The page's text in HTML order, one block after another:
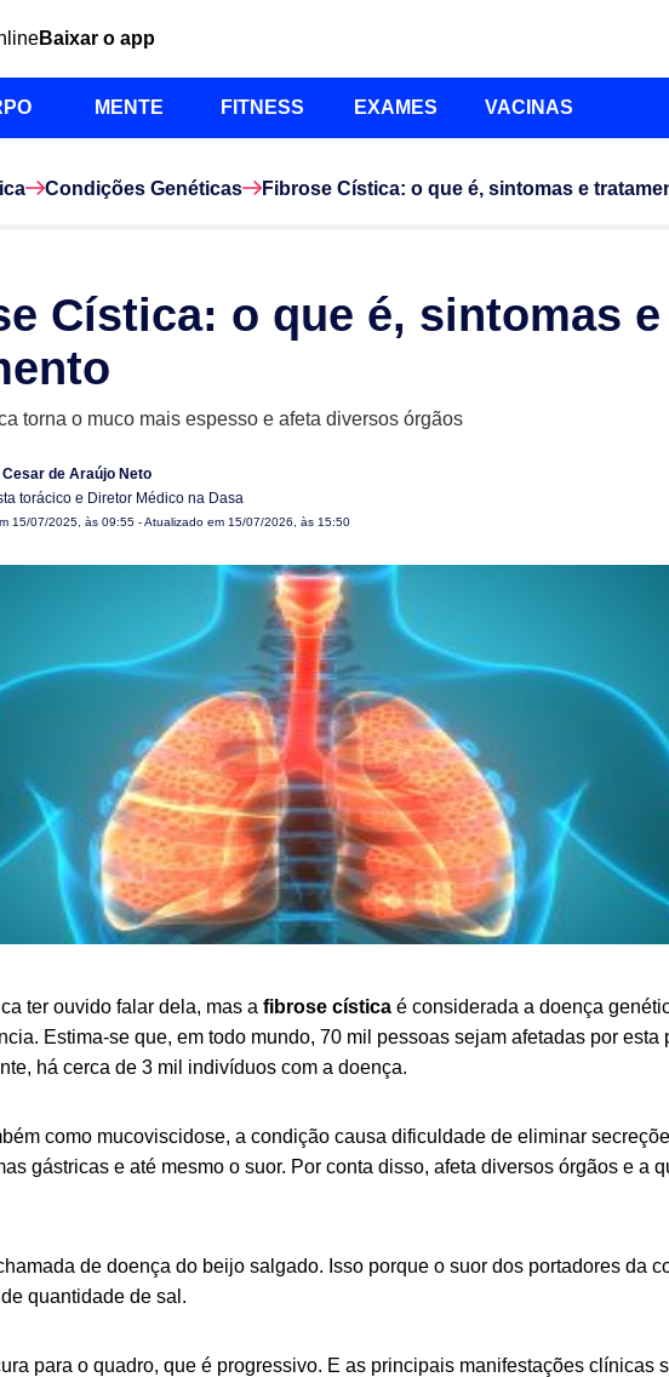
Baixar o app
MENTE FITNESS EXAMES VACINAS
Condições Genéticas Fibrose Cística: o que é, sintomas e
Cística: o que é, sintomas e
torna o muco mais espesso e afeta diversos órgãos
Cesar de Araújo Neto
torácico e Diretor Médico na Dasa
15/07/2025, às 09:55 - Atualizado em 15/07/2026, às 15:50
ter ouvido falar dela, mas a fibrose císticaé considerada a doença
Estima-se que, em todo mundo, 70 mil pessoas sejam afetadas por esta
há cerca de 3 mil indivíduos com a doença.
como mucoviscidose, a condição causa dificuldade de eliminar
gástricas e até mesmo o suor. Por conta disso, afeta diversos órgãos e a
de doença do beijo salgado. Isso porque o suor dos portadores da
quantidade de sal.
para o quadro, que é progressivo. E as principais manifestações clínicas